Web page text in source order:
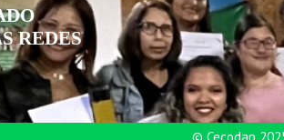
REDES